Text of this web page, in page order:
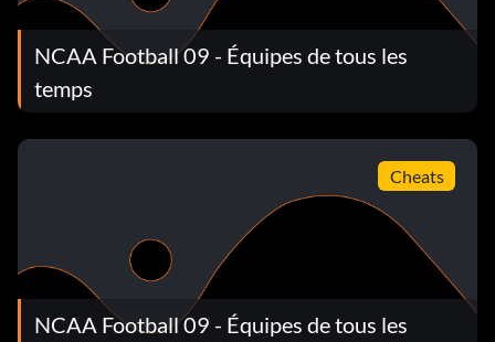
NCAA Football 09 - Équipes de tous les
temps
Cheats
NCAA Football 09 - Équipes de tous les